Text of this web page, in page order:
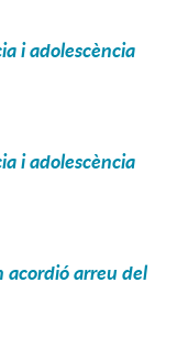
i adolescència
i adolescència
arreu del